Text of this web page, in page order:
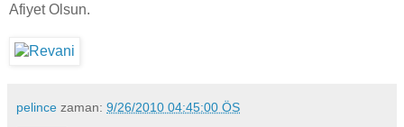
Afiyet Olsun.
pelince zaman: 9/26/2010 04:45:00 ÖS